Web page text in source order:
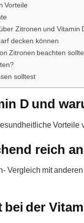
Vorteile
Zitronen und Vitamin
decken können
Zitronen beachten
solltest
D und
Vortеile
reich
m𝗂t
bei der